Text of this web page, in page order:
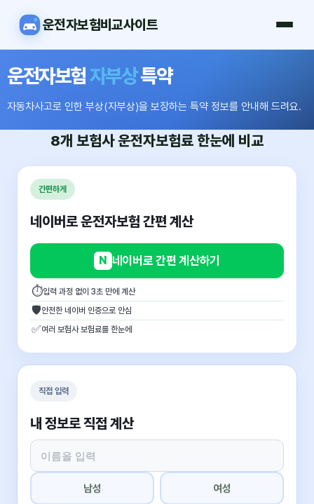
운전자보험비교사이트
운전자보험자부상특약
자동차사고로 인한 부상(자부상)을 보장하는 특약 정보를 안내해 드려요.
8개 보험사운전자보험료 한눈에 비교
간편하게
네이버로 운전자보험 간편 계산
N 네이버로 간편 계산하기
⏱입력 과정 없이 3초 만에 계산
🛡안전한 네이버 인증으로 안심
✅여러 보험사 보험료를 한눈에
직접 입력
내 정보로 직접 계산
남성 여성